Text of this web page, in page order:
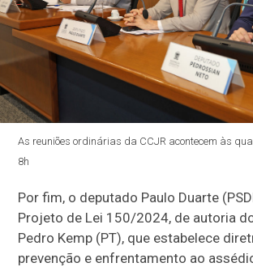
As reuniões ordinárias da CCJR acontecem às
8h
Por fim, o deputado Paulo Duarte
Projeto de Lei 150/2024, de autoria
Pedro Kemp (PT), que estabelece
prevenção e enfrentamento ao